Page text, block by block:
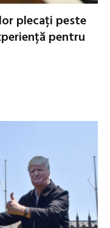
plecați peste
pentru